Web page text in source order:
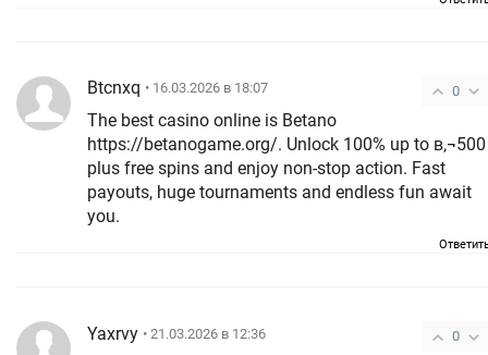
0
Btcnxq • 16.03.2026 в 18:07
The best casino online is Betano
https://betanogame.org/. Unlock 100% up to в‚¬500
plus free spins and enjoy non-stop action. Fast
payouts, huge tournaments and endless fun await
you.
0
Yaxrvy • 21.03.2026 в 12:36